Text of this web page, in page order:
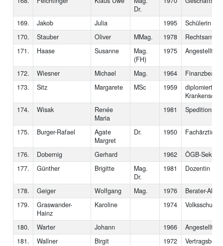
Dr.
169. Jakob Julia 1995
Schülerin
170.
Stauber Oliver MMag. 1978
171.
Haase Susanne
Mag.
(FH)
1975 Angestellte
172. Wiesner Michael Mag. 1964
173.
Sitz Margarete MSc 1959
diplomierte
174.
Wisak
Renée
Maria
1981
175. Burger-Rafael
Agate
Margret
Dr. 1950 Fachärztin
176. Dobernig Gerhard 1962
ÖGB-
177.
Günther Brigitte
Mag.
Dr.
1981 Dozentin
178. Geiger Wolfgang Mag. 1976
Berater-AMS
179.
Graswander-
Hainz
Karoline 1974
180. Warter Johann 1966
Angestellter
181.
Wallner Birgit 1972